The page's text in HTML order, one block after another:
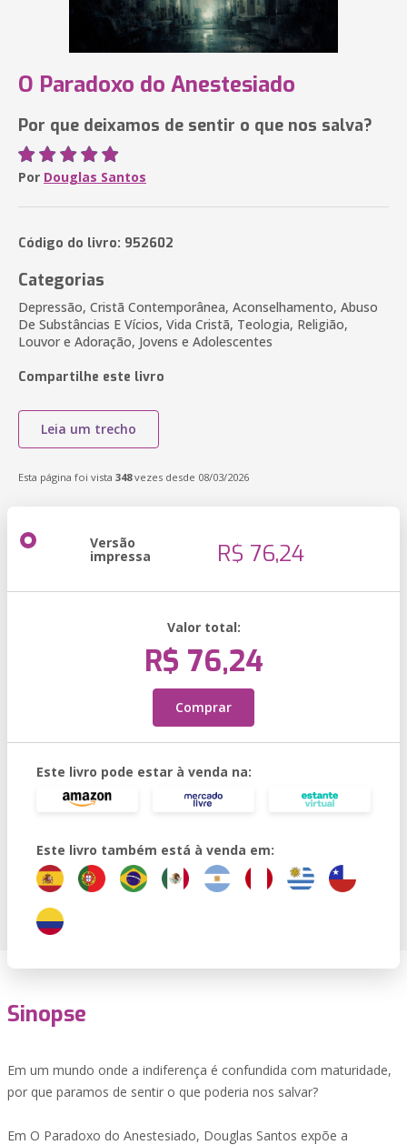
O Paradoxo do Anestesiado
Por que deixamos de sentir o que nos salva?
Por Douglas Santos
Código do livro: 952602
Categorias
Depressão, Cristã Contemporânea, Aconselhamento, Abuso
De Substâncias E Vícios, Vida Cristã, Teologia, Religião,
Louvor e Adoração, Jovens e Adolescentes
Compartilhe este livro
Leia um trecho
Esta página foi vista 348vezes desde 08/03/2026
Versão
impressa R$ 76,24
Valor total:
R$ 76,24
Comprar
Este livro pode estar à venda na:
Este livro também está à venda em:
Sinopse
Em um mundo onde a indiferença é confundida com maturidade,
por que paramos de sentir o que poderia nos salvar?
Em O Paradoxo do Anestesiado, Douglas Santos expõe a